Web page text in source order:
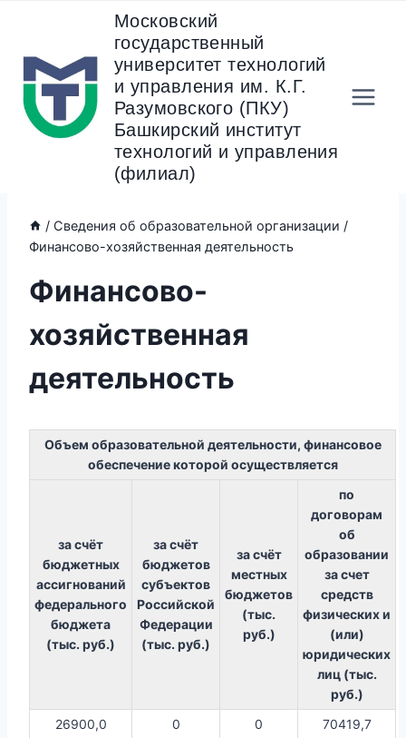
содержанию
Московский
государственный
университет технологий
и управления им. К.Г.
Разумовского (ПКУ)
Башкирский институт
технологий и управления
(филиал)
/ Сведения об образовательной организации /
Финансово-хозяйственная деятельность
Финансово-
хозяйственная
деятельность
Объем образовательной деятельности, финансовое
обеспечение которой осуществляется
за счёт
бюджетных
ассигнований
федерального
бюджета
(тыс. руб.)
за счёт
бюджетов
субъектов
Российской
Федерации
(тыс. руб.)
за счёт
местных
бюджетов
(тыс.
руб.)
по
договорам
об
образовании
за счет
средств
физических и
(или)
юридических
лиц (тыс.
руб.)
26900,0
0 0 70419,7